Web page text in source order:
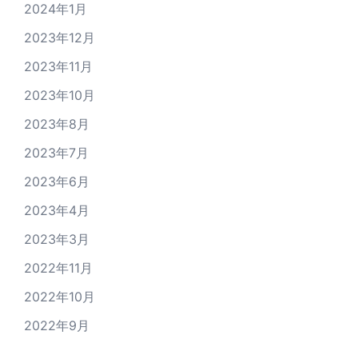
2024年1月
2023年12月
2023年11月
2023年10月
2023年8月
2023年7月
2023年6月
2023年4月
2023年3月
2022年11月
2022年10月
2022年9月